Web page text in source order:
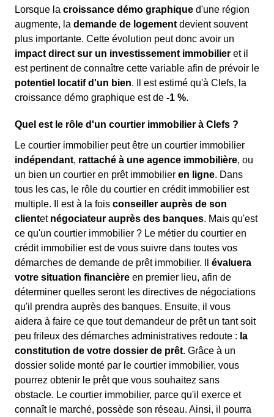
Lorsque la croissance démo graphique d'une région
augmente, la demande de logement devient souvent
plus importante. Cette évolution peut donc avoir un
impact direct sur un investissement immobilier et il
est pertinent de connaître cette variable afin de prévoir le
potentiel locatif d'un bien. Il est estimé qu'à Clefs, la
croissance démo graphique est de -1 %.
Quel est le rôle d'un courtier immobilier à Clefs ?
Le courtier immobilier peut être un courtier immobilier
indépendant, rattaché à une agence immobilière, ou
un bien un courtier en prêt immobilier en ligne. Dans
tous les cas, le rôle du courtier en crédit immobilier est
multiple. Il est à la fois conseiller auprès de son
clientet négociateur auprès des banques. Mais qu'est
ce qu'un courtier immobilier ? Le métier du courtier en
crédit immobilier est de vous suivre dans toutes vos
démarches de demande de prêt immobilier. Il évaluera
votre situation financière en premier lieu, afin de
déterminer quelles seront les directives de négociations
qu'il prendra auprès des banques. Ensuite, il vous
aidera à faire ce que tout demandeur de prêt un tant soit
peu frileux des démarches administratives redoute : la
constitution de votre dossier de prêt. Grâce à un
dossier solide monté par le courtier immobilier, vous
pourrez obtenir le prêt que vous souhaitez sans
obstacle. Le courtier immobilier, parce qu'il exerce et
connaît le marché, possède son réseau. Ainsi, il pourra